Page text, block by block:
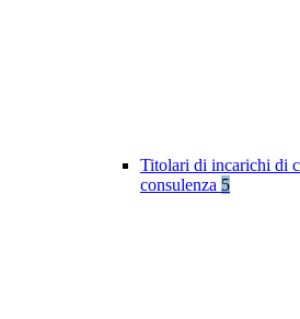
Titolari di incarichi di
consulenza 5